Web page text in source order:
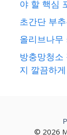
야 할 핵심
초간단 부
올리브나무
방충망청
지 깔끔하게
© 2026